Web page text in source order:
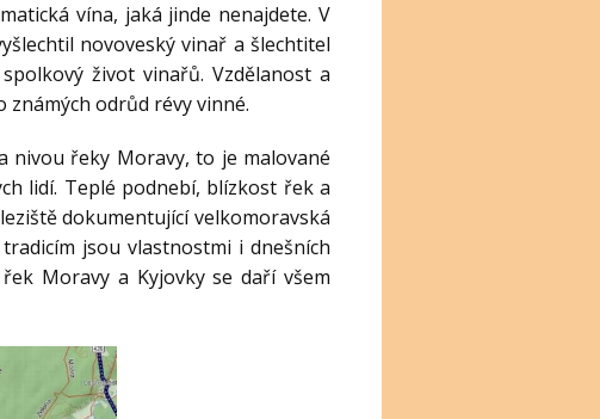
vína, jaká jinde nenajdete. V
novoveský vinař a šlechtitel
život vinařů. Vzdělanost a
odrůd révy vinné.
nivou řeky Moravy, to je malované
lidí. Teplé podnebí, blízkost řek a
dokumentující velkomoravská
jsou vlastnostmi i dnešních
Moravy a Kyjovky se daří všem